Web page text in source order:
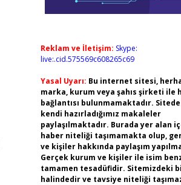
Reklam ve İletişim: Skype:
live:.cid.575569c608265c69
Yasal Uyarı: Bu internet sitesi,
marka, kurum veya şahıs şirketi ile
bağlantısı bulunmamaktadır. Sitede
kendi hazırladığımız makaleler
paylaşılmaktadır. Burada yer alan
haber niteliği taşımamakta olup,
ve kişiler hakkında paylaşım
Gerçek kurum ve kişiler ile isim
tamamen tesadüfidir. Sitemizdeki
halindedir ve tavsiye niteliği